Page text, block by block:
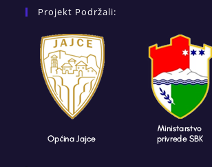
Projekt Podržali: